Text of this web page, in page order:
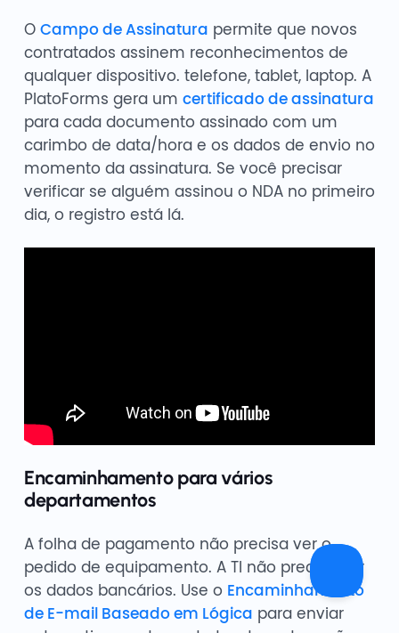
O Campo de Assinatura permite que novos
contratados assinem reconhecimentos de
qualquer dispositivo. telefone, tablet, laptop. A
PlatoForms gera um certificado de assinatura
para cada documento assinado com um
carimbo de data/hora e os dados de envio no
momento da assinatura. Se você precisar
verificar se alguém assinou o NDA no primeiro
dia, o registro está lá.
Encaminhamento para vários
departamentos
A folha de pagamento não precisa ver o
pedido de equipamento. A TI não precisa ver
os dados bancários. Use o Encaminhamento
de E-mail Baseado em Lógica para enviar